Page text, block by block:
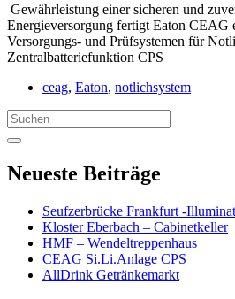
Gewährleistung einer sicheren und
Energieversorgung fertigt Eaton CEAG
Versorgungs- und Prüfsystemen für
Zentralbatteriefunktion CPS
ceag, Eaton, notlichsystem
Search
for:
Neueste Beiträge
Seufzerbrücke Frankfurt -
Kloster Eberbach – Cabinetkeller
HMF – Wendeltreppenhaus
CEAG Si.Li.Anlage CPS
AllDrink Getränkemarkt